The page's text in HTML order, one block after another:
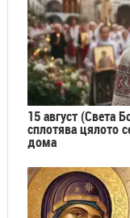
15 август (Света
сплотява цялото
дома